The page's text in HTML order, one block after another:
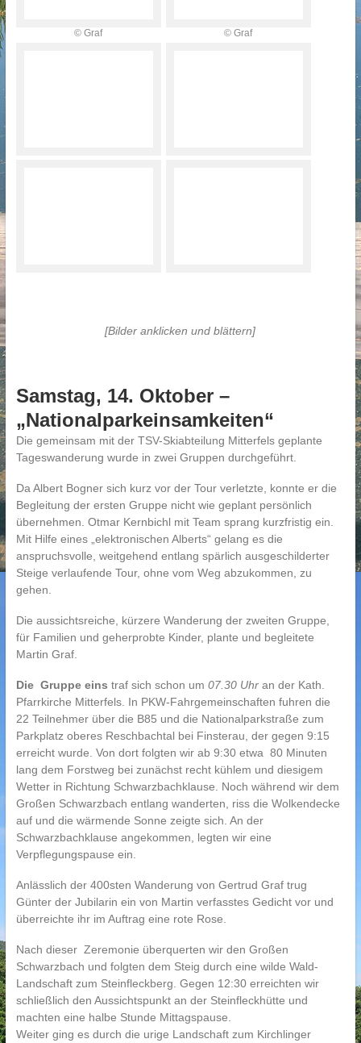
© Graf © Graf
[Bilder anklicken und blättern]
Samstag, 14. Oktober –
„Nationalparkeinsamkeiten“
Die gemeinsam mit der TSV-Skiabteilung Mitterfels geplante
Tageswanderung wurde in zwei Gruppen durchgeführt.
Da Albert Bogner sich kurz vor der Tour verletzte, konnte er die
Begleitung der ersten Gruppe nicht wie geplant persönlich
übernehmen. Otmar Kernbichl mit Team sprang kurzfristig ein.
Mit Hilfe eines „elektronischen Alberts“ gelang es die
anspruchsvolle, weitgehend entlang spärlich ausgeschilderter
Steige verlaufende Tour, ohne vom Weg abzukommen, zu
gehen.
Die aussichtsreiche, kürzere Wanderung der zweiten Gruppe,
für Familien und geherprobte Kinder, plante und begleitete
Martin Graf.
Die Gruppe eins traf sich schon um 07.30 Uhran der Kath.
Pfarrkirche Mitterfels. In PKW-Fahrgemeinschaften fuhren die
22 Teilnehmer über die B85 und die Nationalparkstraße zum
Parkplatz oberes Reschbachtal bei Finsterau, der gegen 9:15
erreicht wurde. Von dort folgten wir ab 9:30 etwa 80 Minuten
lang dem Forstweg bei zunächst recht kühlem und diesigem
Wetter in Richtung Schwarzbachklause. Noch während wir dem
Großen Schwarzbach entlang wanderten, riss die Wolkendecke
auf und die wärmende Sonne zeigte sich. An der
Schwarzbachklause angekommen, legten wir eine
Verpflegungspause ein.
Anlässlich der 400sten Wanderung von Gertrud Graf trug
Günter der Jubilarin ein von Martin verfasstes Gedicht vor und
überreichte ihr im Auftrag eine rote Rose.
Nach dieser Zeremonie überquerten wir den Großen
Schwarzbach und folgten dem Steig durch eine wilde Wald-
Landschaft zum Steinfleckberg. Gegen 12:30 erreichten wir
schließlich den Aussichtspunkt an der Steinfleckhütte und
machten eine halbe Stunde Mittagspause.
Weiter ging es durch die urige Landschaft zum Kirchlinger